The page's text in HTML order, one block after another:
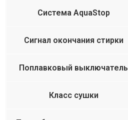
Система AquaStop
Сигнал окончания стирки
Поплавковый выключатель
Класс сушки